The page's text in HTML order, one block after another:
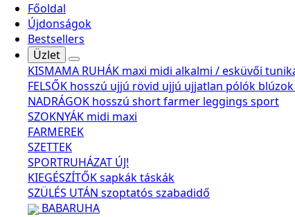
Főoldal
Újdonságok
Bestsellers
Üzlet
KISMAMA RUHÁK maxi midi alkalmi / esküvői
FELSŐK hosszú ujjú rövid ujjú ujjatlan pólók blúzok
NADRÁGOK hosszú shortfarmer leggings sport
SZOKNYÁK midi maxi
FARMEREK
SZETTEK
SPORTRUHÁZAT ÚJ!
KIEGÉSZÍTŐKsapkáktáskák
SZÜLÉS UTÁN szoptatós szabadidő
BABARUHA